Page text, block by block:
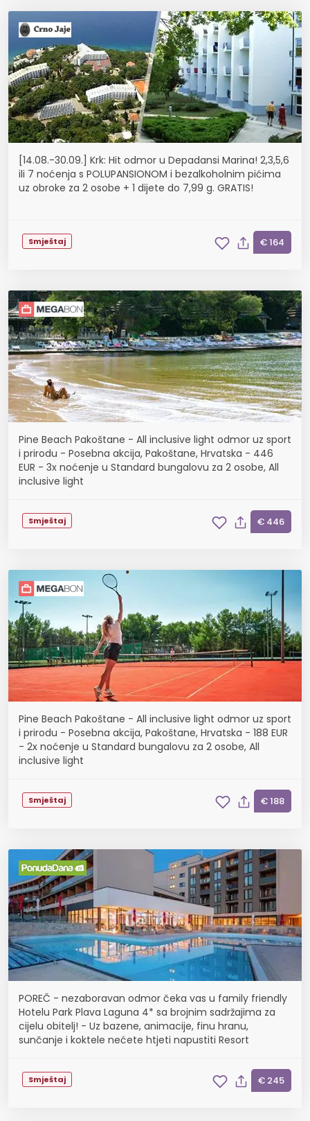
[14.08.-30.09.] Krk: Hit odmor u Depadansi Marina! 2,3,5,6
ili 7 noćenja s POLUPANSIONOM i bezalkoholnim pićima
uz obroke za 2 osobe + 1 dijete do 7,99 g. GRATIS!
Smještaj € 164
Pine Beach Pakoštane - All inclusive light odmor uz sport
i prirodu - Posebna akcija, Pakoštane, Hrvatska - 446
EUR - 3x noćenje u Standard bungalovu za 2 osobe, All
inclusive light
Smještaj € 446
Pine Beach Pakoštane - All inclusive light odmor uz sport
i prirodu - Posebna akcija, Pakoštane, Hrvatska - 188 EUR
- 2x noćenje u Standard bungalovu za 2 osobe, All
inclusive light
Smještaj € 188
POREČ - nezaboravan odmor čeka vas u family friendly
Hotelu Park Plava Laguna 4* sa brojnim sadržajima za
cijelu obitelj! - Uz bazene, animacije, finu hranu,
sunčanje i koktele nećete htjeti napustiti Resort
Smještaj € 245